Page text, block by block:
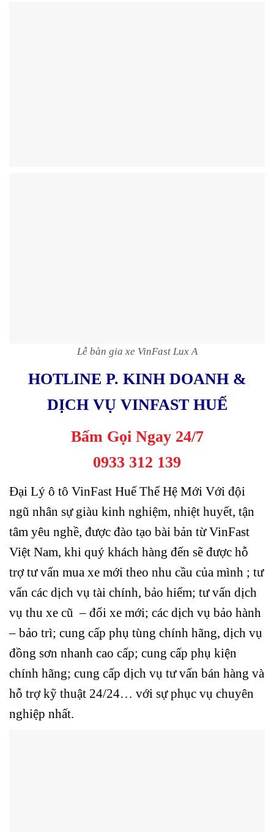
Lễ bàn gia xe VinFast Lux A
HOTLINE P. KINH DOANH &
DỊCH VỤ VINFAST HUẾ
Bấm Gọi Ngay 24/7
0933 312 139
Đại Lý ô tô VinFast Huế Thế Hệ Mới Với đội
ngũ nhân sự giàu kinh nghiệm, nhiệt huyết, tận
tâm yêu nghề, được đào tạo bài bản từ VinFast
Việt Nam, khi quý khách hàng đến sẽ được hỗ
trợ tư vấn mua xe mới theo nhu cầu của mình ; tư
vấn các dịch vụ tài chính, bảo hiểm; tư vấn dịch
vụ thu xe cũ – đổi xe mới; các dịch vụ bảo hành
– bảo trì; cung cấp phụ tùng chính hãng, dịch vụ
đồng sơn nhanh cao cấp; cung cấp phụ kiện
chính hãng; cung cấp dịch vụ tư vấn bán hàng và
hỗ trợ kỹ thuật 24/24… với sự phục vụ chuyên
nghiệp nhất.